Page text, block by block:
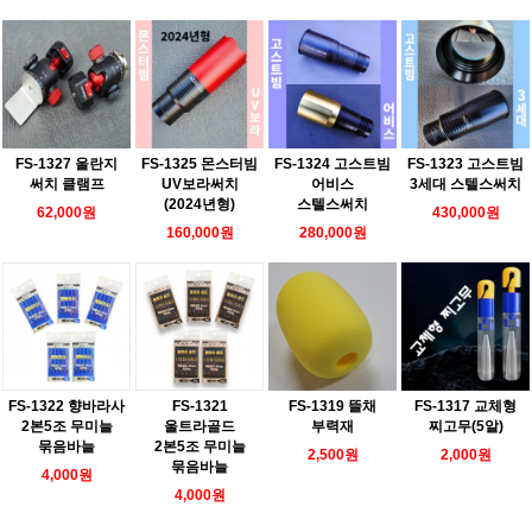
FS-1327 울란지
써치 클램프
62,000원
FS-1325 몬스터빔
UV보라써치
(2024년형)
160,000원
FS-1324 고스트빔
어비스
스텔스써치
280,000원
FS-1323 고스트빔
3세대 스텔스써치
430,000원
FS-1322 향바라사
2본5조 무미늘
묶음바늘
4,000원
FS-1321
울트라골드
2본5조 무미늘
묶음바늘
4,000원
FS-1319 뜰채
부력재
2,500원
FS-1317 교체형
찌고무(5알)
2,000원